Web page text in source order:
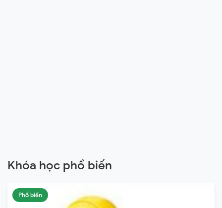
Khóa học phổ biến
Phổ biến